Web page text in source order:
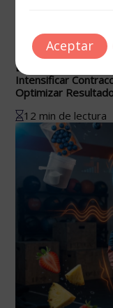
Autor Tags
Electroestimulación
Intensificar
Optimizar
12 min de lectura
Aceptar